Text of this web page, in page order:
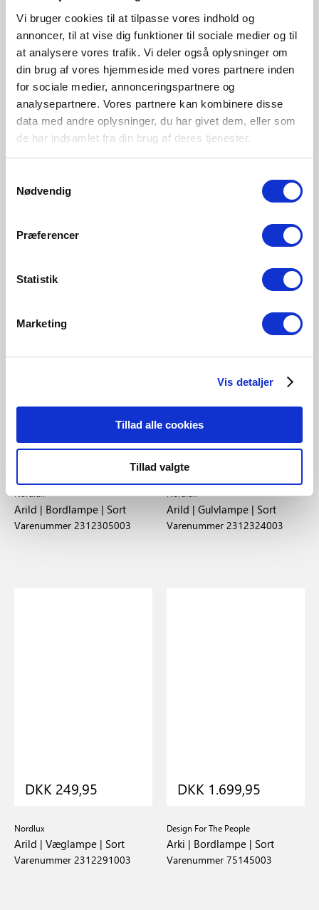
Vi bruger cookies til at tilpasse vores indhold og
annoncer, til at vise dig funktioner til sociale medier og til
at analysere vores trafik. Vi deler også oplysninger om
din brug af vores hjemmeside med vores partnere inden
for sociale medier, annonceringspartnere og
analysepartnere. Vores partnere kan kombinere disse
data med andre oplysninger, du har givet dem, eller som
de har indsamlet fra din brug af deres tjenester.
Nødvendig
Præferencer
Statistik
Marketing
Vis detaljer
Tillad alle cookies
Tillad valgte
DKK 1.299,95
Nordlux
Varenummer 2010514047
DKK 999,95
Design For The People
Varenummer 2020673011
DKK 399,95
Nordlux
Arild | Bordlampe | Sort
Varenummer 2312305003
DKK 899,95
Nordlux
Arild | Gulvlampe | Sort
Varenummer 2312324003
DKK 249,95
Nordlux
Arild | Væglampe | Sort
Varenummer 2312291003
DKK 1.699,95
Design For The People
Arki | Bordlampe | Sort
Varenummer 75145003